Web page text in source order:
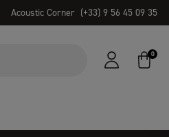
Acoustic Corner (+33) 9 56 45 09 35
0